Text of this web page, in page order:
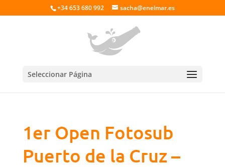
+34 653 680 992 sacha@enelmar.es
Seleccionar Página
1er Open Fotosub
Puerto de la Cruz –